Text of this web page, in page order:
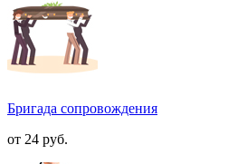
Бригада сопровождения
от 24 руб.